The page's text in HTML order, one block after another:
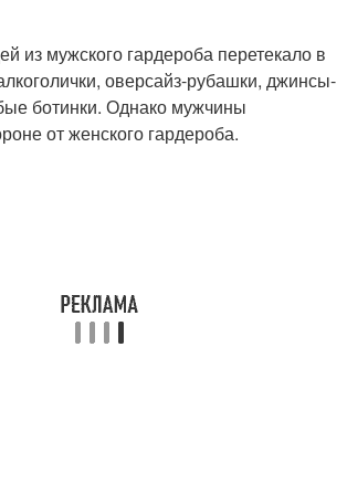
из мужского гардероба перетекало в
оверсайз-рубашки, джинсы-
ботинки. Однако мужчины
от женского гардероба.